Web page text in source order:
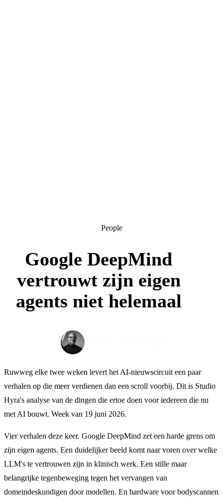
People
Google DeepMind
vertrouwt zijn eigen
agents niet helemaal
Max Pinas
Ruwweg elke twee weken levert het AI-nieuwscircuit een paar
verhalen op die meer verdienen dan een scroll voorbij. Dit is Studio
Hyra's analyse van de dingen die ertoe doen voor iedereen die nu
met AI bouwt. Week van 19 juni 2026.
Vier verhalen deze keer. Google DeepMind zet een harde grens om
zijn eigen agents. Een duidelijker beeld komt naar voren over welke
LLM's te vertrouwen zijn in klinisch werk. Een stille maar
belangrijke tegenbeweging tegen het vervangen van
domeindeskundigen door modellen. En hardware voor bodyscannen